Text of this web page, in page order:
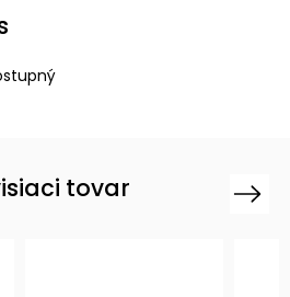
tovar Next